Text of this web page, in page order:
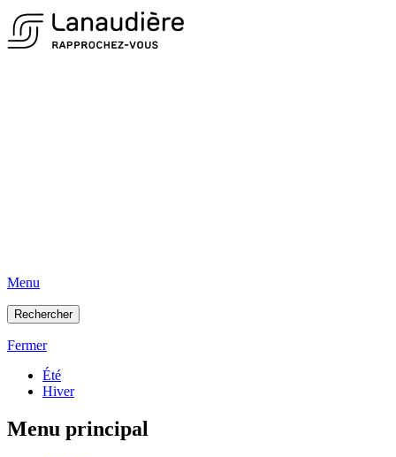
Menu
Rechercher
Fermer
Été
Hiver
Menu principal